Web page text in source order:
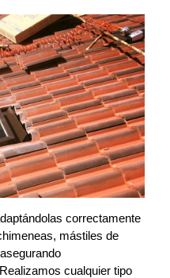
correctamente
mástiles de
cualquier tipo